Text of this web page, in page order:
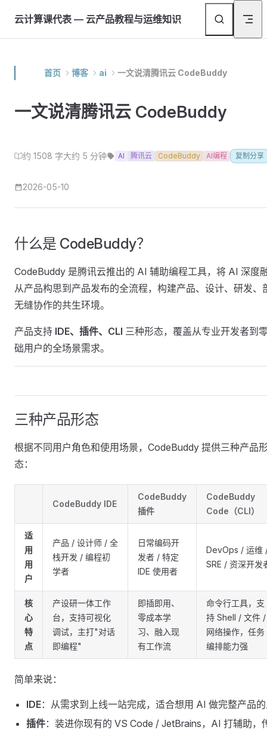
Skip to content
云计算课代表 — 云产品教程与运维知识
首页 博客 ai 一文说清腾讯云 CodeBuddy
一文说清腾讯云 CodeBuddy
约 1508 字大约 5 分钟 AI 腾讯云 CodeBuddy AI编程 复制分享
2026-05-10
什么是 CodeBuddy？
CodeBuddy 是腾讯云推出的 AI 辅助编程工具，将 AI 深度
从产品构思到产品发布的全流程，构建产品、设计、研发、
无缝协作的共生环境。
产品支持 IDE、插件、CLI 三种形态，覆盖从专业开发者到
础用户的全场景需求。
三种产品形态
根据不同用户角色和使用场景，CodeBuddy 提供三种产品
态：
CodeBuddy IDE
CodeBuddy
插件
CodeBuddy
Code（CLI）
适
用
用
户
产品 / 设计师 / 全
栈开发 / 编程初
学者
日常编码开
发者 / 特定
IDE 使用者
DevOps / 运维
SRE / 资深开发
核
心
特
点
产设研一体工作
台，支持可视化
调试，主打"对话
即编程"
即插即用、
零成本学
习、融入现
有工作流
命令行工具，支
持 Shell / 文件 /
网络操作，任务
编排能力强
简单来说：
IDE：从需求到上线一站完成，适合想用 AI 做完整产品
插件：装进你现有的 VS Code / JetBrains，AI 打辅助，